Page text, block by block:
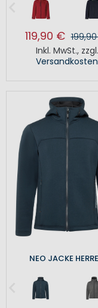
119,90 €
Inkl. MwSt., zzgl.
Versandkosten
NEO JACKE